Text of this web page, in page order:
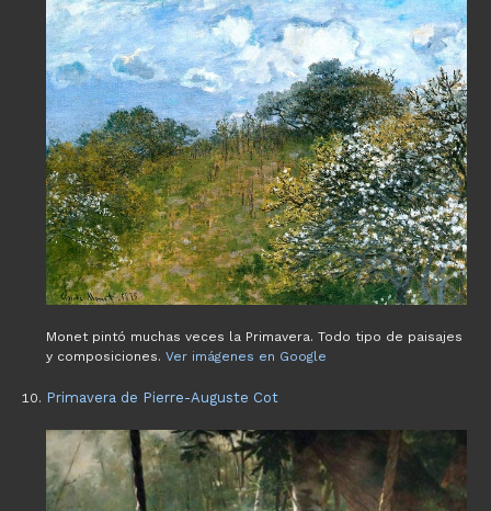
Monet pintó muchas veces la Primavera. Todo tipo de paisajes
y composiciones.Ver imágenes en Google
Primavera de Pierre-Auguste Cot